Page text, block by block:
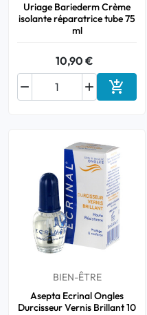
Uriage Bariederm Crème
isolante réparatrice tube 75
ml
10,90 €

 
BIEN-ÊTRE
Asepta Ecrinal Ongles
Durcisseur Vernis Brillant 10